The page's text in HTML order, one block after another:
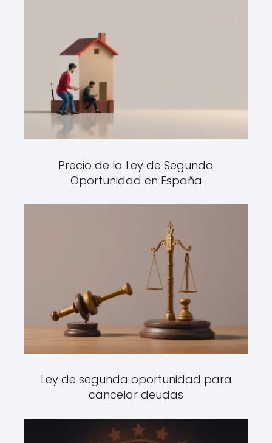
Precio de la Ley de Segunda
Oportunidad en España
Ley de segunda oportunidad para
cancelar deudas